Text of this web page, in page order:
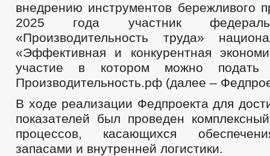
внедрению инструментов бережливого
2025 года участник
«Производительность труда»
«Эффективная и конкурентная
участие в котором можно подать
Производительность.рф (далее –
В ходе реализации Федпроекта для
показателей был проведен
процессов, касающихся
запасами и внутренней логистики.